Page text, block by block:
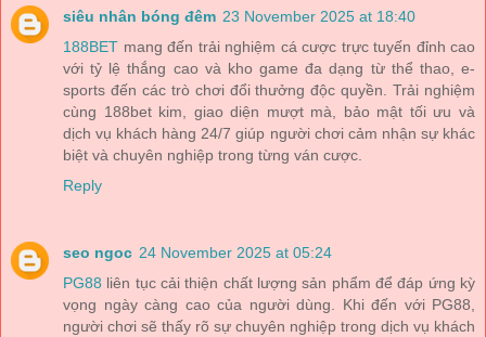
siêu nhân bóng đêm 23 November 2025 at 18:40
188BET mang đến trải nghiệm cá cược trực tuyến đỉnh cao
với tỷ lệ thắng cao và kho game đa dạng từ thể thao, e-
sports đến các trò chơi đổi thưởng độc quyền. Trải nghiệm
cùng 188bet kim, giao diện mượt mà, bảo mật tối ưu và
dịch vụ khách hàng 24/7 giúp người chơi cảm nhận sự khác
biệt và chuyên nghiệp trong từng ván cược.
Reply
seo ngoc 24 November 2025 at 05:24
PG88 liên tục cải thiện chất lượng sản phẩm để đáp ứng kỳ
vọng ngày càng cao của người dùng. Khi đến với PG88,
người chơi sẽ thấy rõ sự chuyên nghiệp trong dịch vụ khách